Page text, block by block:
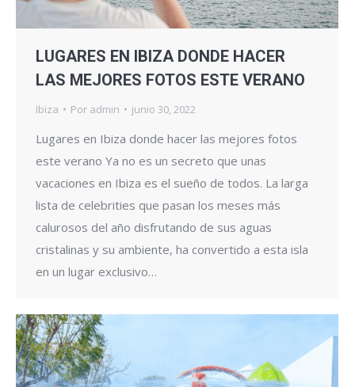
LUGARES EN IBIZA DONDE HACER
LAS MEJORES FOTOS ESTE VERANO
Ibiza Por admin junio 30, 2022
Lugares en Ibiza donde hacer las mejores fotos
este verano Ya no es un secreto que unas
vacaciones en Ibiza es el sueño de todos. La larga
lista de celebrities que pasan los meses más
calurosos del año disfrutando de sus aguas
cristalinas y su ambiente, ha convertido a esta isla
en un lugar exclusivo…